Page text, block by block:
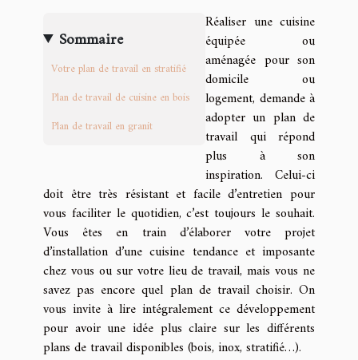
Sommaire
Votre plan de travail en stratifié
Plan de travail de cuisine en bois
Plan de travail en granit
Réaliser une cuisine
équipée ou
aménagée pour son
domicile ou
logement, demande à
adopter un plan de
travail qui répond
plus à son
inspiration. Celui-ci
doit être très résistant et facile d’entretien pour
vous faciliter le quotidien, c’est toujours le souhait.
Vous êtes en train d’élaborer votre projet
d’installation d’une cuisine tendance et imposante
chez vous ou sur votre lieu de travail, mais vous ne
savez pas encore quel plan de travail choisir. On
vous invite à lire intégralement ce développement
pour avoir une idée plus claire sur les différents
plans de travail disponibles (bois, inox, stratifié…).